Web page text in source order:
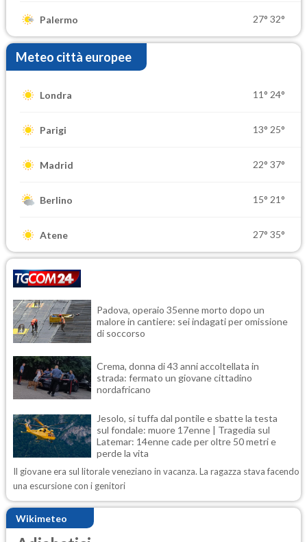
Palermo 27° 32°
Meteo città europee
Londra 11° 24°
Parigi 13° 25°
Madrid 22° 37°
Berlino 15° 21°
Atene 27° 35°
Padova, operaio 35enne morto dopo un
malore in cantiere: sei indagati per omissione
di soccorso
Crema, donna di 43 anni accoltellata in
strada: fermato un giovane cittadino
nordafricano
Jesolo, si tuffa dal pontile e sbatte la testa
sul fondale: muore 17enne | Tragedia sul
Latemar: 14enne cade per oltre 50 metri e
perde la vita
Il giovane era sul litorale veneziano in vacanza. La ragazza stava facendo
una escursione con i genitori
Wikimeteo